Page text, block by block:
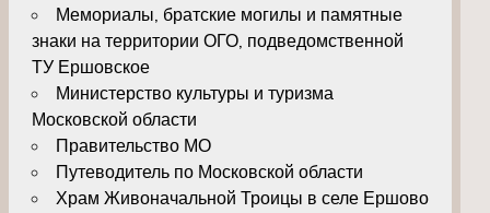
Мемориалы, братские могилы и памятные
знаки на территории ОГО, подведомственной
ТУ Ершовское
Министерство культуры и туризма
Московской области
Правительство МО
Путеводитель по Московской области
Храм Живоначальной Троицы в селе Ершово